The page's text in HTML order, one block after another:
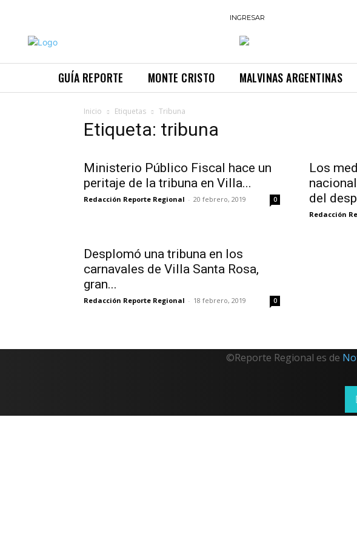
INGRESAR
GUÍA REPORTE MONTE CRISTO MALVINAS ARGENTINAS
Inicio Etiquetas Tribuna
Etiqueta: tribuna
Ministerio Público Fiscal hace un
peritaje de la tribuna en Villa...
Redacción Reporte Regional - 20 febrero, 2019 0
Los
del
Redacción
Desplomó una tribuna en los
carnavales de Villa Santa Rosa,
gran...
Redacción Reporte Regional - 18 febrero, 2019 0
©Reporte Regional es de